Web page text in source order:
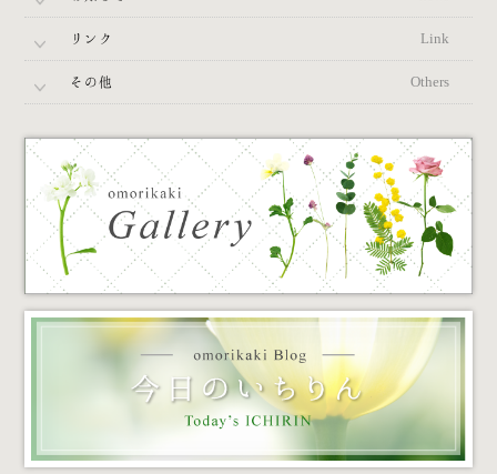
リンク Link
その他 Others